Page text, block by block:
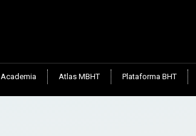
Academia Atlas MBHT Plataforma BHT